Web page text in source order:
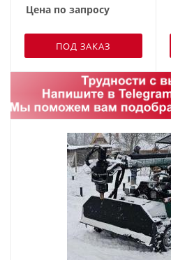
Цена по запросу
ПОД ЗАКАЗ